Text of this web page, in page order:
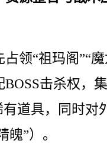
领“祖玛阁”“
击杀权，
道具，同时对
”）。